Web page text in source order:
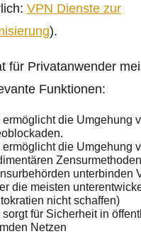
VPN Dienste zur
).
für Privatanwender
Funktionen:
ermöglicht die Umgehung
ermöglicht die Umgehung
unterbinden
die meisten
nicht schaffen)
sorgt für Sicherheit in
Netzen